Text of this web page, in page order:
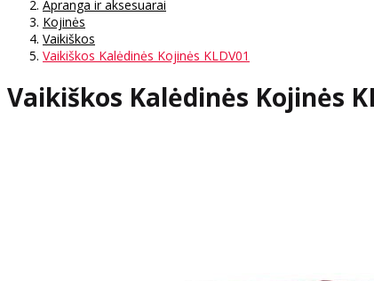
Apranga ir aksesuarai
Kojinės
Vaikiškos
Vaikiškos Kalėdinės Kojinės KLDV01
Vaikiškos Kalėdinės Kojinės